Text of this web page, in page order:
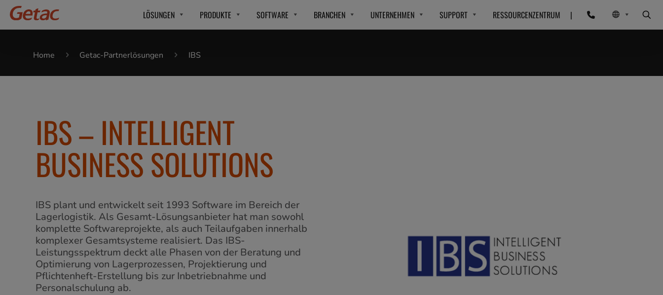
LÖSUNGEN PRODUKTE SOFTWARE BRANCHEN UNTERNEHMEN SUPPORT RESSOURCENZENTRUM |
Home Getac-Partnerlösungen IBS
IBS – INTELLIGENT
BUSINESS SOLUTIONS
IBS plant und entwickelt seit 1993 Software im Bereich der
Lagerlogistik. Als Gesamt-Lösungsanbieter hat man sowohl
komplette Softwareprojekte, als auch Teilaufgaben innerhalb
komplexer Gesamtsysteme realisiert. Das IBS-
Leistungsspektrum deckt alle Phasen von der Beratung und
Optimierung von Lagerprozessen, Projektierung und
Pflichtenheft-Erstellung bis zur Inbetriebnahme und
Personalschulung ab.